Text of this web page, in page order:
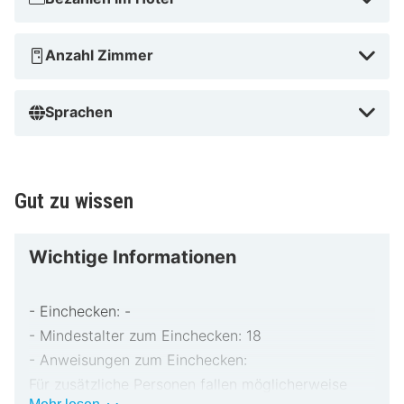
Anzahl Zimmer
Sprachen
Gut zu wissen
Wichtige Informationen
- Einchecken: -
- Mindestalter zum Einchecken: 18
- Anweisungen zum Einchecken:
Für zusätzliche Personen fallen möglicherweise